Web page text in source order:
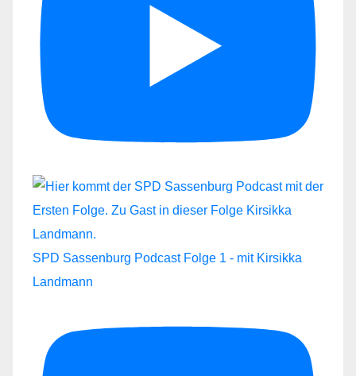
SPD Sassenburg Podcast Folge 1 - mit Kirsikka
Landmann